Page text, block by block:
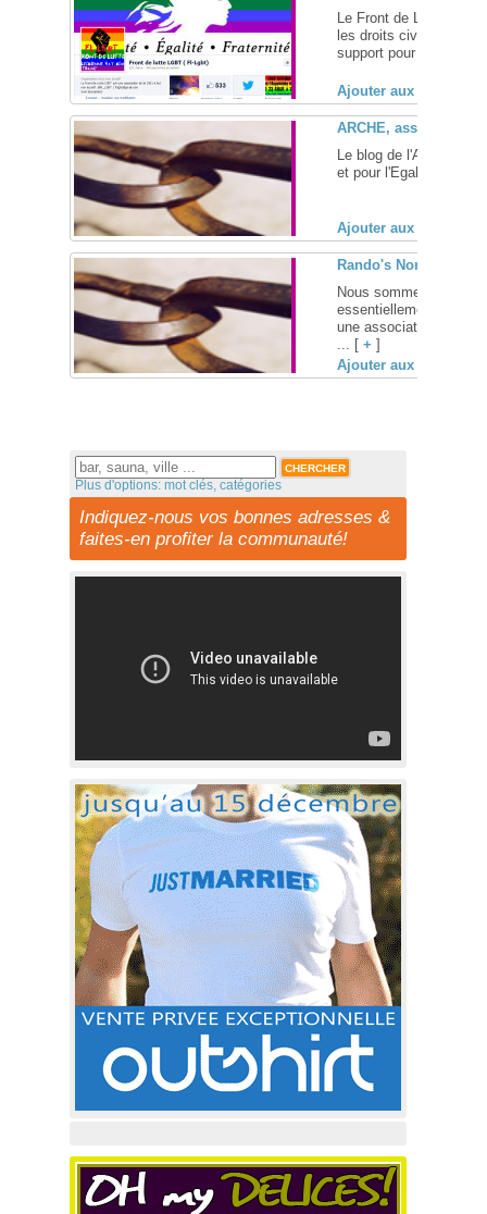
Le Front de Lutte
les droits civiques des
support pour les
Ajouter aux favoris
ARCHE, association
Le blog de
et pour l'Egalité ... [
Ajouter aux favoris
Rando's Normandie,
Nous sommes des
essentiellement de
une association loi
... [ + ]
Ajouter aux favoris
Plus d'options: mot clés, catégories
Indiquez-nous vos bonnes adresses &
faites-en profiter la communauté!